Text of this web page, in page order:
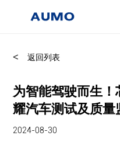
< 返回列表
为智能驾驶而生！
耀汽车测试及质量
2024-08-30